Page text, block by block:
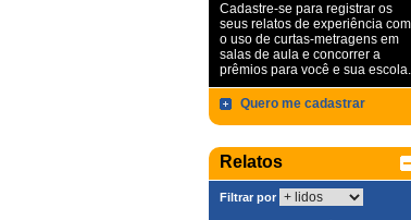
Cadastre-se para registrar os
seus relatos de experiência com
o uso de curtas-metragens em
salas de aula e concorrer a
prêmios para você e sua escola.
Quero me cadastrar
Relatos
Filtrar por